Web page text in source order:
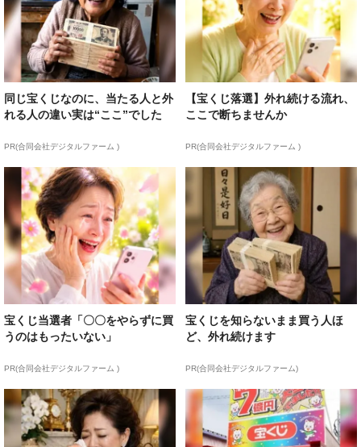
同じ宝くじなのに、当たる人と外
れる人の違い実は“ここ”でした
PR(合同会社デジタルファーム )
【宝くじ落選】外れ続ける流れ、
ここで断ちませんか
PR(合同会社デジタルファーム )
宝くじ当選者「〇〇をやらずに買
うのはもったいない」
PR(合同会社デジタルファーム )
宝くじを知らないまま買う人ほ
ど、外れ続けます
PR(合同会社デジタルファーム)